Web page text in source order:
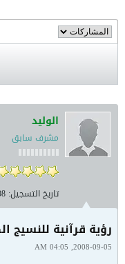
الوليد
مشرف سابق
تاريخ التسجيل:
رؤية قرآنية للنسيج
2008-09-05, 04:05 AM